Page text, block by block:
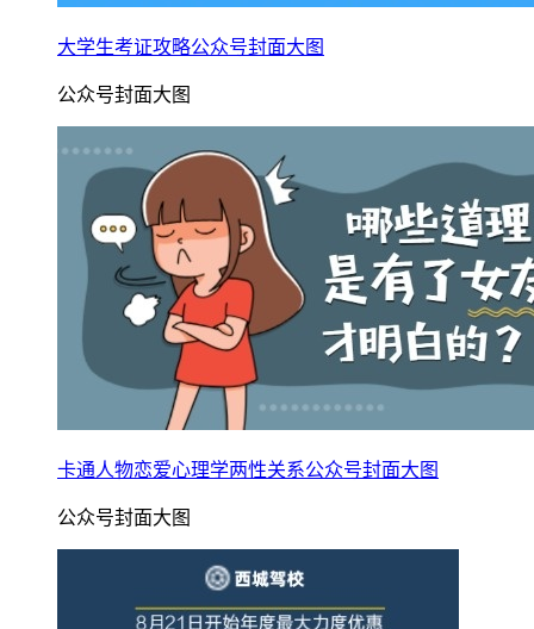
大学生考证攻略公众号封面大图
公众号封面大图
卡通人物恋爱心理学两性关系公众号封面大图
公众号封面大图